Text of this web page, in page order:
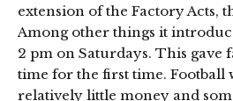
extension of the Factory Acts,
Among other things it
2 pm on Saturdays. This gave
time for the first time. Football
relatively little money and